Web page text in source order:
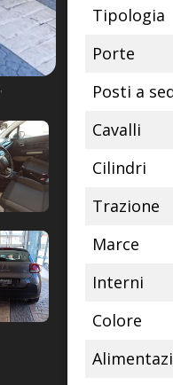
Tipologia
Porte
Posti a
Cavalli
Cilindri
Trazione
Marce
Interni
Colore